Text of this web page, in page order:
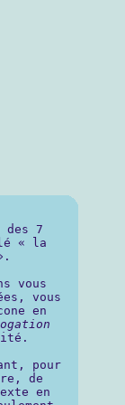
7
« la
».
vous
vous
en
pour
de
en